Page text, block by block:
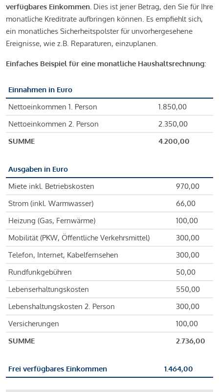
verfügbares Einkommen. Dies ist jener Betrag, den Sie für Ihre
monatliche Kreditrate aufbringen können. Es empfiehlt sich,
ein monatliches Sicherheitspolster für unvorhergesehene
Ereignisse, wie z.B. Reparaturen, einzuplanen.
Einfaches Beispiel für eine monatliche Haushaltsrechnung:
Einnahmen in Euro
Nettoeinkommen 1. Person
1.850,00
Nettoeinkommen 2. Person
2.350,00
SUMME
4.200,00
Ausgaben in Euro
Miete inkl. Betriebskosten
970,00
Strom (inkl. Warmwasser)
66,00
Heizung (Gas, Fernwärme)
100,00
Mobilität (PKW, Öffentliche Verkehrsmittel)
300,00
Telefon, Internet, Kabelfernsehen
300,00
Rundfunkgebühren
50,00
Lebenserhaltungskosten
550,00
Lebenshaltungskosten 2. Person
300,00
Versicherungen
100,00
SUMME
2.736,00
Frei verfügbares Einkommen 1.464,00